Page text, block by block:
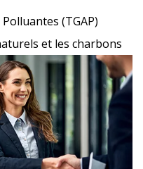
(TGAP)
et les charbons